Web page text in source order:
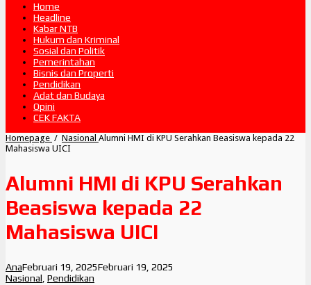
Home
Headline
Kabar NTB
Hukum dan Kriminal
Sosial dan Politik
Pemerintahan
Bisnis dan Properti
Pendidikan
Adat dan Budaya
Opini
CEK FAKTA
Homepage / Nasional Alumni HMI di KPU Serahkan Beasiswa kepada 22
Mahasiswa UICI
Alumni HMI di KPU Serahkan
Beasiswa kepada 22
Mahasiswa UICI
AnaFebruari 19, 2025Februari 19, 2025
Nasional Pendidikan